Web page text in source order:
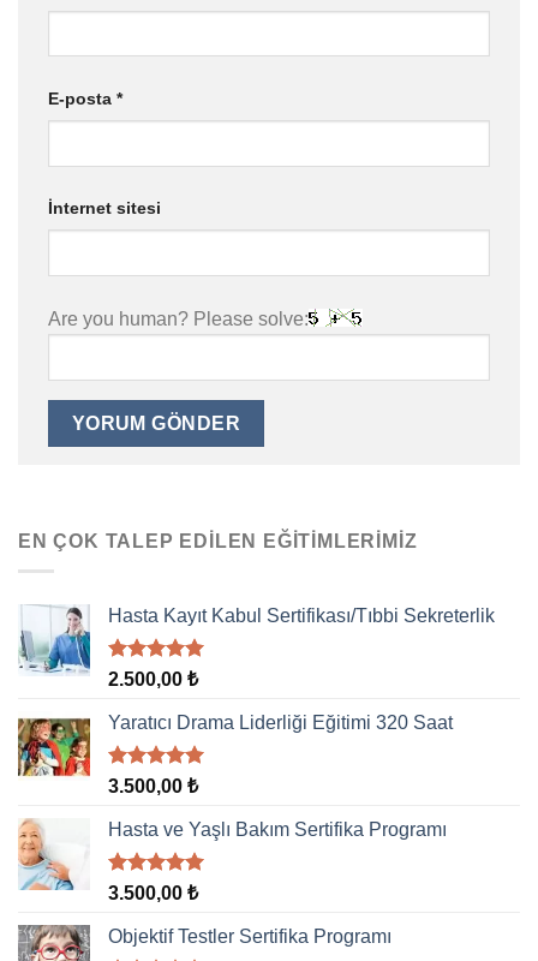
E-posta *
İnternet sitesi
Are you human? Please solve:
EN ÇOK TALEP EDILEN EĞITIMLERIMIZ
Hasta Kayıt Kabul Sertifikası/Tıbbi Sekreterlik
5 üzerinden
aldı
2.500,00 ₺
Yaratıcı Drama Liderliği Eğitimi 320 Saat
5 üzerinden
aldı
3.500,00 ₺
Hasta ve Yaşlı Bakım Sertifika Programı
5 üzerinden
aldı
3.500,00 ₺
Objektif Testler Sertifika Programı